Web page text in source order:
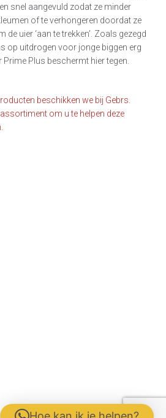
snel aangevuld zodat ze minder
of te verhongeren doordat ze
uier ‘aan te trekken’. Zoals gezegd
op uitdrogen voor jonge biggen erg
Plus beschermt hier tegen.
beschikken we bij Gebrs.
om u te helpen deze